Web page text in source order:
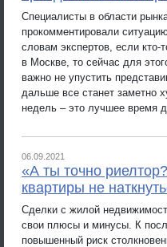
Специалисты в области
прокомментировали
словам экспертов, если
в Москве, то сейчас для
важно не упустить
дальше все станет заметно
недель – это лучшее время
06.09.2021
«А ты точно
квартиры не
Сделки с жилой
свои плюсы и минусы. К
повышенный риск